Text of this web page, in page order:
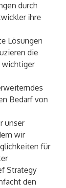
durch
ihre
Lösungen
die
wichtiger
Bedarf von
unser
wir
für
Strategy
den